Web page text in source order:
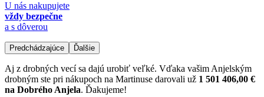
U nás nakupujete
vždy bezpečne
a s dôverou
Predchádzajúce Ďalšie
Aj z drobných vecí sa dajú urobiť veľké. Vďaka vašim Anjelským
drobným ste pri nákupoch na Martinuse darovali už 1 501 406,00 €
na Dobrého Anjela. Ďakujeme!